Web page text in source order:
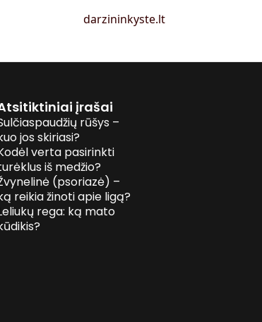
darzininkyste.lt
įrašai
rūšys –
jos skiriasi?
verta pasirinkti
iš medžio?
(psoriazė) –
reikia žinoti apie ligą?
rega: ką mato